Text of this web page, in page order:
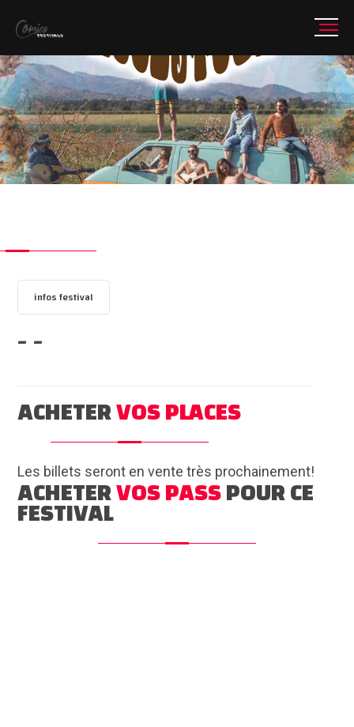
infos festival
- -
ACHETERVOS PLACES
Les billets seront en vente très prochainement!
ACHETERVOS PASSPOUR CE
FESTIVAL